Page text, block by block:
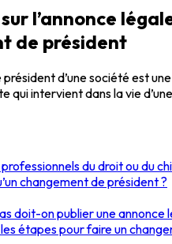
l’annonce
de président
d’une société est
qui intervient dans la vie
du droit ou du
changement de président ?
doit-on publier une annonce
étapes pour faire un